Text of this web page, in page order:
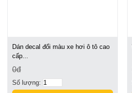
Dán decal đổi màu xe hơi ô tô cao
cấp...
0đ
Số lượng: